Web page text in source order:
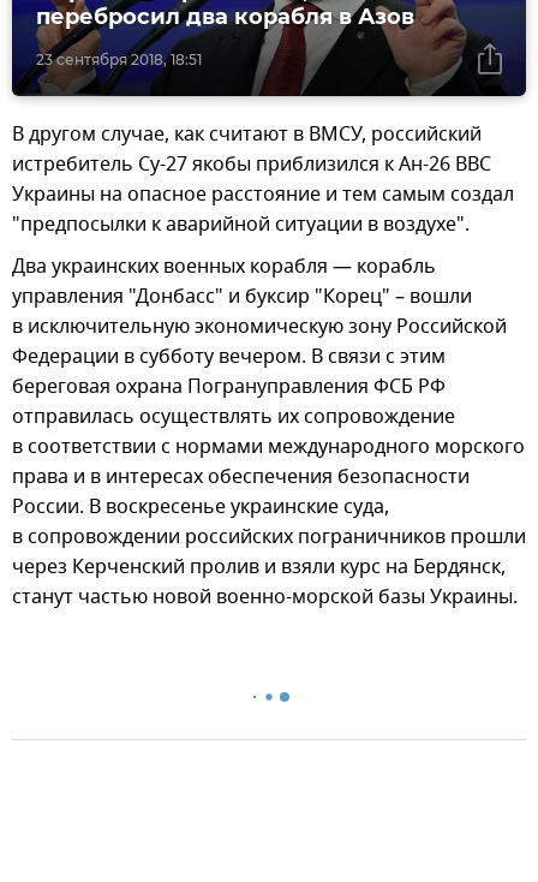
23 сентября 2018, 18:51
перебросил два корабля в Азов
В другом случае, как считают в ВМСУ, российский
истребитель Су-27 якобы приблизился к Ан-26 ВВС
Украины на опасное расстояние и тем самым создал
"предпосылки к аварийной ситуации в воздухе".
Два украинских военных корабля — корабль
управления "Донбасс" и буксир "Корец" – вошли
в исключительную экономическую зону Российской
Федерации в субботу вечером. В связи с этим
береговая охрана Погрануправления ФСБ РФ
отправилась осуществлять их сопровождение
в соответствии с нормами международного морского
права и в интересах обеспечения безопасности
России. В воскресенье украинские суда,
в сопровождении российских пограничников прошли
через Керченский пролив и взяли курс на Бердянск,
станут частью новой военно-морской базы Украины.